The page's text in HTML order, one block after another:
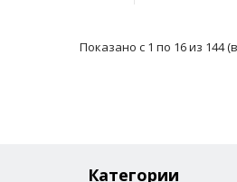
например запекани..
Показано с 1 по 16 из 144
Категории